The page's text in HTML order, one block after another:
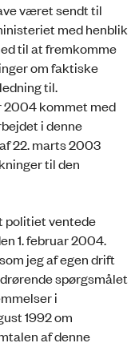
været sendt til
med henblik
til at fremkomme
om faktiske
til.
2004 kommet med
i denne
22. marts 2003
til den
politiet ventede
1. februar 2004.
jeg af egen drift
spørgsmålet
i
1992 om
af denne